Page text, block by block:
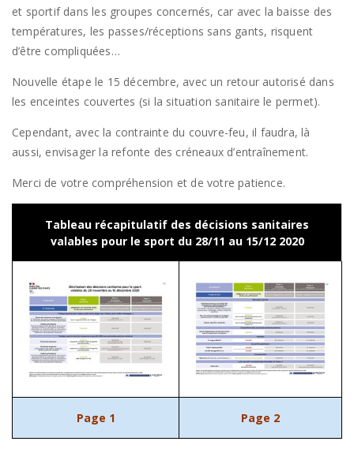
et sportif dans les groupes concernés, car avec la baisse des
températures, les passes/réceptions sans gants, risquent
d’être compliquées…
Nouvelle étape le 15 décembre, avec un retour autorisé dans
les enceintes couvertes (si la situation sanitaire le permet).
Cependant, avec la contrainte du couvre-feu, il faudra, là
aussi, envisager la refonte des créneaux d’entraînement.
Merci de votre compréhension et de votre patience.
Tableau récapitulatif des décisions sanitaires
valables pour le sport du 28/11 au 15/12 2020
Page 1 Page 2